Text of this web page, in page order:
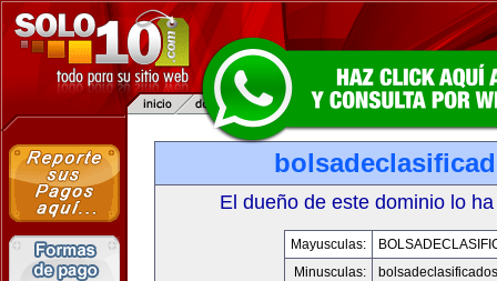
El dueño de este dominio lo
Mayusculas:
Minusculas: